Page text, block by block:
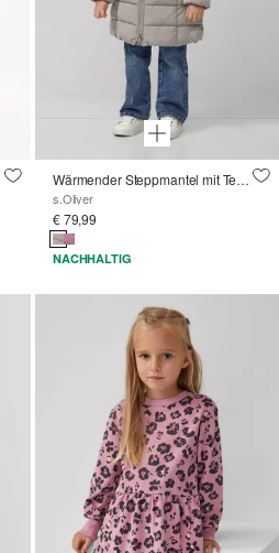
Wärmender Steppmantel mit Teddyplüsch-Futter
s.Oliver
€ 79,99
NACHHALTIG